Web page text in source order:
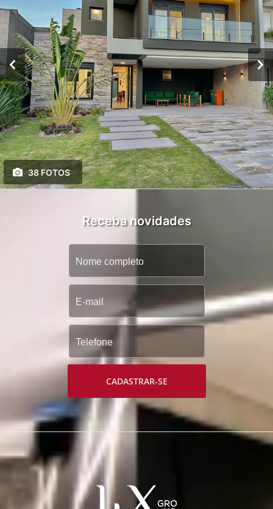
38 FOTOS
Receba novidades
CADASTRAR-SE